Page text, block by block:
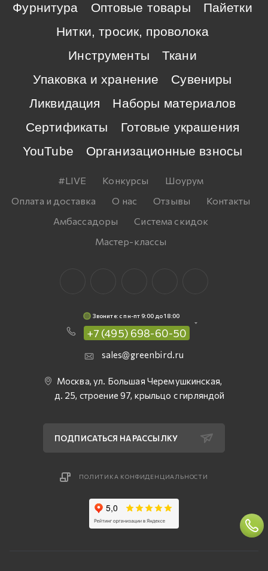
Фурнитура
Оптовые товары
Пайетки
Нитки, тросик, проволока
Инструменты
Ткани
Упаковка и хранение
Сувениры
Ликвидация
Наборы материалов
Сертификаты
Готовые украшения
YouTube
Организационные взносы
#LIVE Конкурсы
Шоурум
Оплата и доставка
О нас Отзывы
Контакты
Амбассадоры
Система скидок
Мастер-классы
Звоните: c пн-пт 9:00 до 18:00
+7 (495) 698-60-50
sales@greenbird.ru
Москва, ул. Большая Черемушкинская,
д. 25, строение 97, крыльцо с гирляндой
ПОДПИСАТЬСЯ НА РАССЫЛКУ
ПОЛИТИКА КОНФИДЕНЦИАЛЬНОСТИ